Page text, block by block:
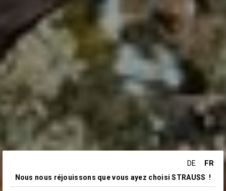
DE FR
Nous nous réjouissons que vous ayez choisi STRAUSS !